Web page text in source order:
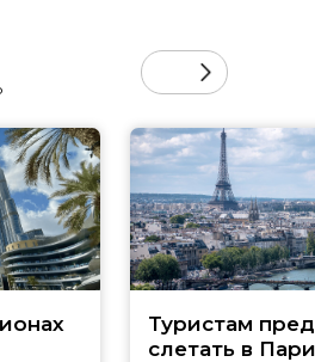
Туристам
слетать в